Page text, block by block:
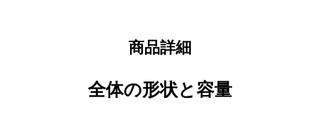
商品詳細
全体の形状と容量